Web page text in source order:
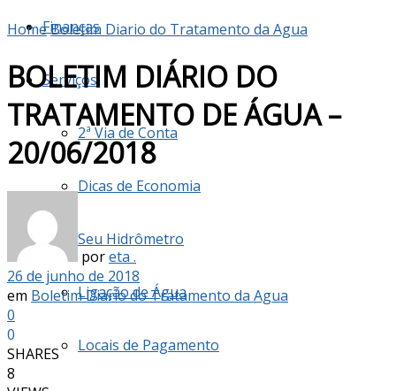
Finanças
Serviços
2ª Via de Conta
Dicas de Economia
Seu Hidrômetro
Ligação de Água
Locais de Pagamento
HomeBoletim Diario do Tratamento da Agua
BOLETIM DIÁRIO DO
TRATAMENTO DE ÁGUA –
20/06/2018
poreta .
26 de junho de 2018
em Boletim Diario do Tratamento da Agua
0
0
SHARES
8